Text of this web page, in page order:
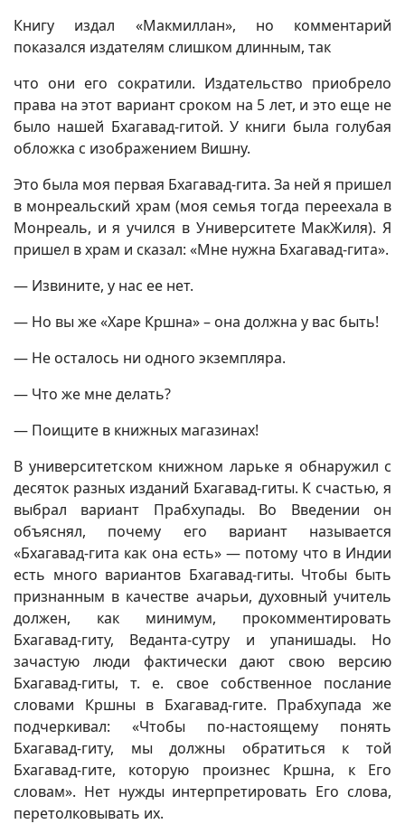
Книгу издал «Макмиллан», но комментарий
показался издателям слишком длинным, так
что они его сократили. Издательство приобрело
права на этот вариант сроком на 5 лет, и это еще не
было нашей Бхагавад-гитой. У книги была голубая
обложка с изображением Вишну.
Это была моя первая Бхагавад-гита. За ней я пришел
в монреальский храм (моя семья тогда переехала в
Монреаль, и я учился в Университете МакЖиля). Я
пришел в храм и сказал: «Мне нужна Бхагавад-гита».
— Извините, у нас ее нет.
— Но вы же «Харе Кршна» – она должна у вас быть!
— Не осталось ни одного экземпляра.
— Что же мне делать?
— Поищите в книжных магазинах!
В университетском книжном ларьке я обнаружил с
десяток разных изданий Бхагавад-гиты. К счастью, я
выбрал вариант Прабхупады. Во Введении он
объяснял, почему его вариант называется
«Бхагавад-гита как она есть» — потому что в Индии
есть много вариантов Бхагавад-гиты. Чтобы быть
признанным в качестве ачарьи, духовный учитель
должен, как минимум, прокомментировать
Бхагавад-гиту, Веданта-сутру и упанишады. Но
зачастую люди фактически дают свою версию
Бхагавад-гиты, т. е. свое собственное послание
словами Кршны в Бхагавад-гите. Прабхупада же
подчеркивал: «Чтобы по-настоящему понять
Бхагавад-гиту, мы должны обратиться к той
Бхагавад-гите, которую произнес Кршна, к Его
словам». Нет нужды интерпретировать Его слова,
перетолковывать их.